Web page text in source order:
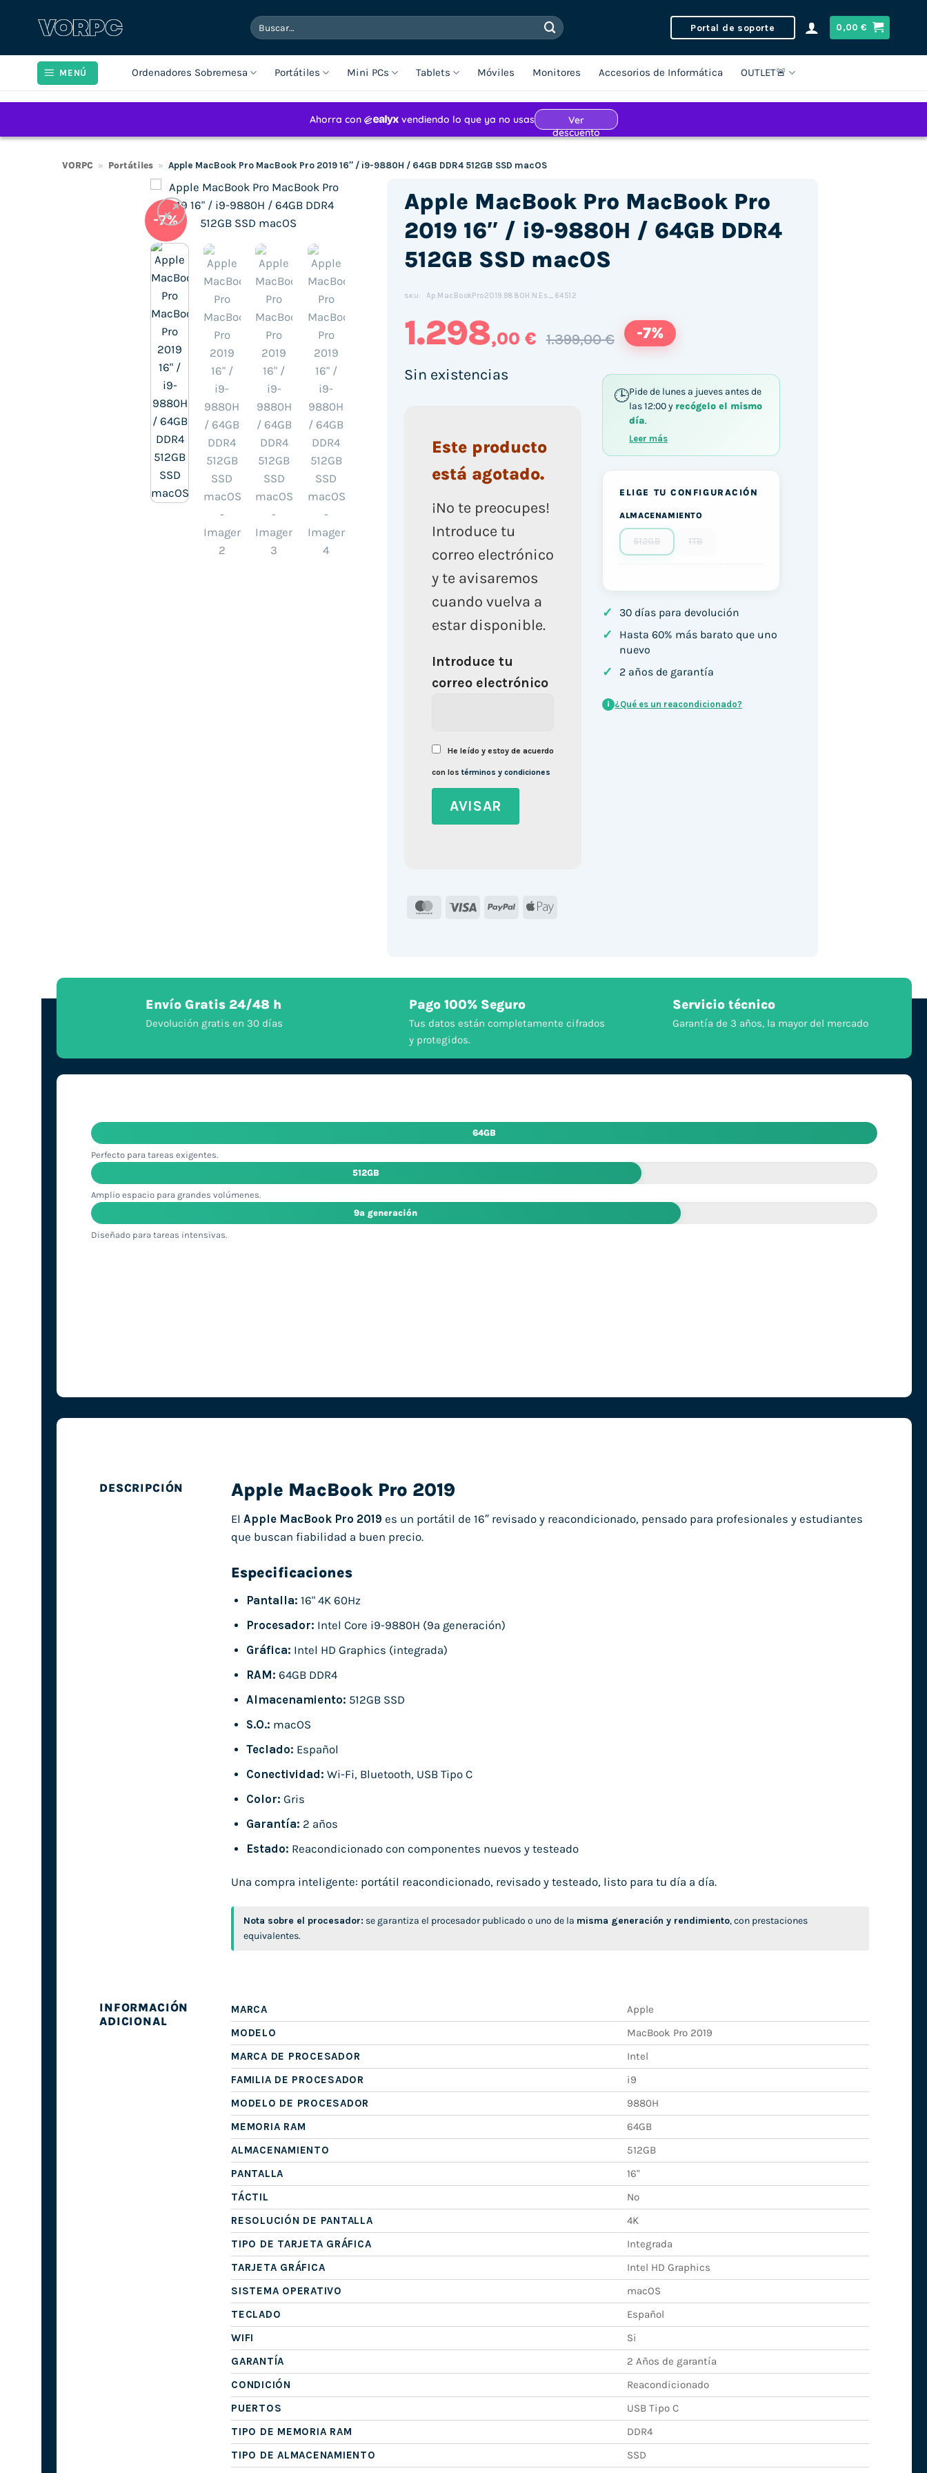
Buscar
por:
Portal de soporte 0,00€
MENÚ Ordenadores Sobremesa Portátiles Mini PCs Tablets Móviles Monitores Accesorios de Informática OUTLET🚨
VORPC » Portátiles » Apple MacBook Pro MacBook Pro 2019 16″ / i9-9880H / 64GB DDR4 512GB SSD macOS
-7%
Apple MacBook Pro MacBook Pro
2019 16″ / i9-9880H / 64GB DDR4
512GB SSD macOS
SKU: Ap.MacBookPro2019.9880H.N.Es_64512
1.298,00 € 1.399,00 € -7%
Sin existencias
Este producto
está agotado.
¡No te preocupes!
Introduce tu
correo electrónico
y te avisaremos
cuando vuelva a
estar disponible.
Introduce tu
correo electrónico
He leído y estoy de acuerdo
con lostérminos y condiciones
MasterCard
Visa PayPal Apple
Pide de lunes a jueves antes de
las 12:00 y recógelo el mismo
día.
Leer más
ELIGE TU CONFIGURACIÓN
ALMACENAMIENTO
512GB 1TB
✓ 30 días para devolución
✓
Hasta 60% más barato que uno
nuevo
✓ 2 años de garantía
i ¿Qué es un reacondicionado?
Envío Gratis 24/48 h
Devolución gratis en 30 días
Pago 100% Seguro
Tus datos están completamente cifrados
y protegidos.
Servicio técnico
Garantía de 3 años, la mayor del mercado
64GB
Perfecto para tareas exigentes.
512GB
Amplio espacio para grandes volúmenes.
9ª generación
Diseñado para tareas intensivas.
DESCRIPCIÓN Apple MacBook Pro 2019
El Apple MacBook Pro 2019 es un portátil de 16″ revisado y reacondicionado, pensado para profesionales y estudiantes
que buscan fiabilidad a buen precio.
Especificaciones
Pantalla: 16" 4K 60Hz
Procesador: Intel Core i9-9880H (9ª generación)
Gráfica: Intel HD Graphics (integrada)
RAM: 64GB DDR4
Almacenamiento: 512GB SSD
S.O.: macOS
Teclado: Español
Conectividad: Wi-Fi, Bluetooth, USB Tipo C
Color: Gris
Garantía: 2 años
Estado: Reacondicionado con componentes nuevos y testeado
Una compra inteligente: portátil reacondicionado, revisado y testeado, listo para tu día a día.
Nota sobre el procesador: se garantiza el procesador publicado o uno de la misma generación y rendimiento, con prestaciones
equivalentes.
INFORMACIÓN
ADICIONAL
MARCA
Apple
MODELO
MacBook Pro 2019
MARCA DE PROCESADOR
Intel
FAMILIA DE PROCESADOR
i9
MODELO DE PROCESADOR
9880H
MEMORIA RAM
64GB
ALMACENAMIENTO
512GB
PANTALLA
16"
TÁCTIL
No
RESOLUCIÓN DE PANTALLA
4K
TIPO DE TARJETA GRÁFICA
Integrada
TARJETA GRÁFICA
Intel HD Graphics
SISTEMA OPERATIVO
macOS
TECLADO
Español
WIFI
Si
GARANTÍA
2 Años de garantía
CONDICIÓN
Reacondicionado
PUERTOS
USB Tipo C
TIPO DE MEMORIA RAM
DDR4
TIPO DE ALMACENAMIENTO
SSD